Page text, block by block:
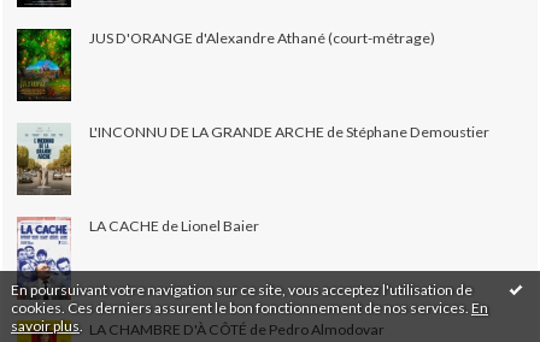
En poursuivant votre navigation sur ce site, vous acceptez l'utilisation de
cookies. Ces derniers assurent le bon fonctionnement de nos services. En
savoir plus
JUS D'ORANGE d'Alexandre Athané (court-métrage)
L'INCONNU DE LA GRANDE ARCHE de Stéphane Demoustier
LA CACHE de Lionel Baier
LA CHAMBRE D'À CÔTÉ de Pedro Almodovar